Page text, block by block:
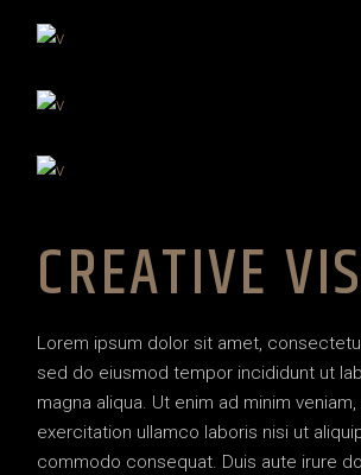
CREATIVE
Lorem ipsum dolor sit amet,
sed do eiusmod tempor incididunt ut
magna aliqua. Ut enim ad minim
exercitation ullamco laboris nisi ut
commodo consequat. Duis aute irure